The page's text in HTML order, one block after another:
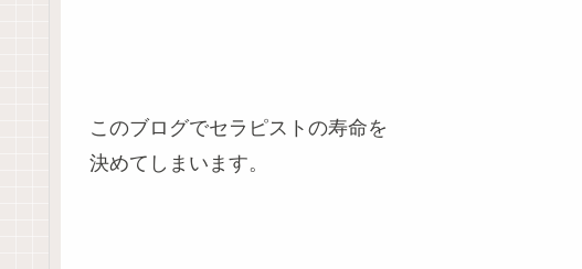
このブログでセラピストの寿命を
決めてしまいます。